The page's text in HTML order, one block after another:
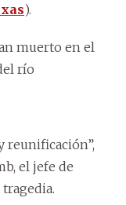
).
muerto en el
río
reunificación”,
el jefe de